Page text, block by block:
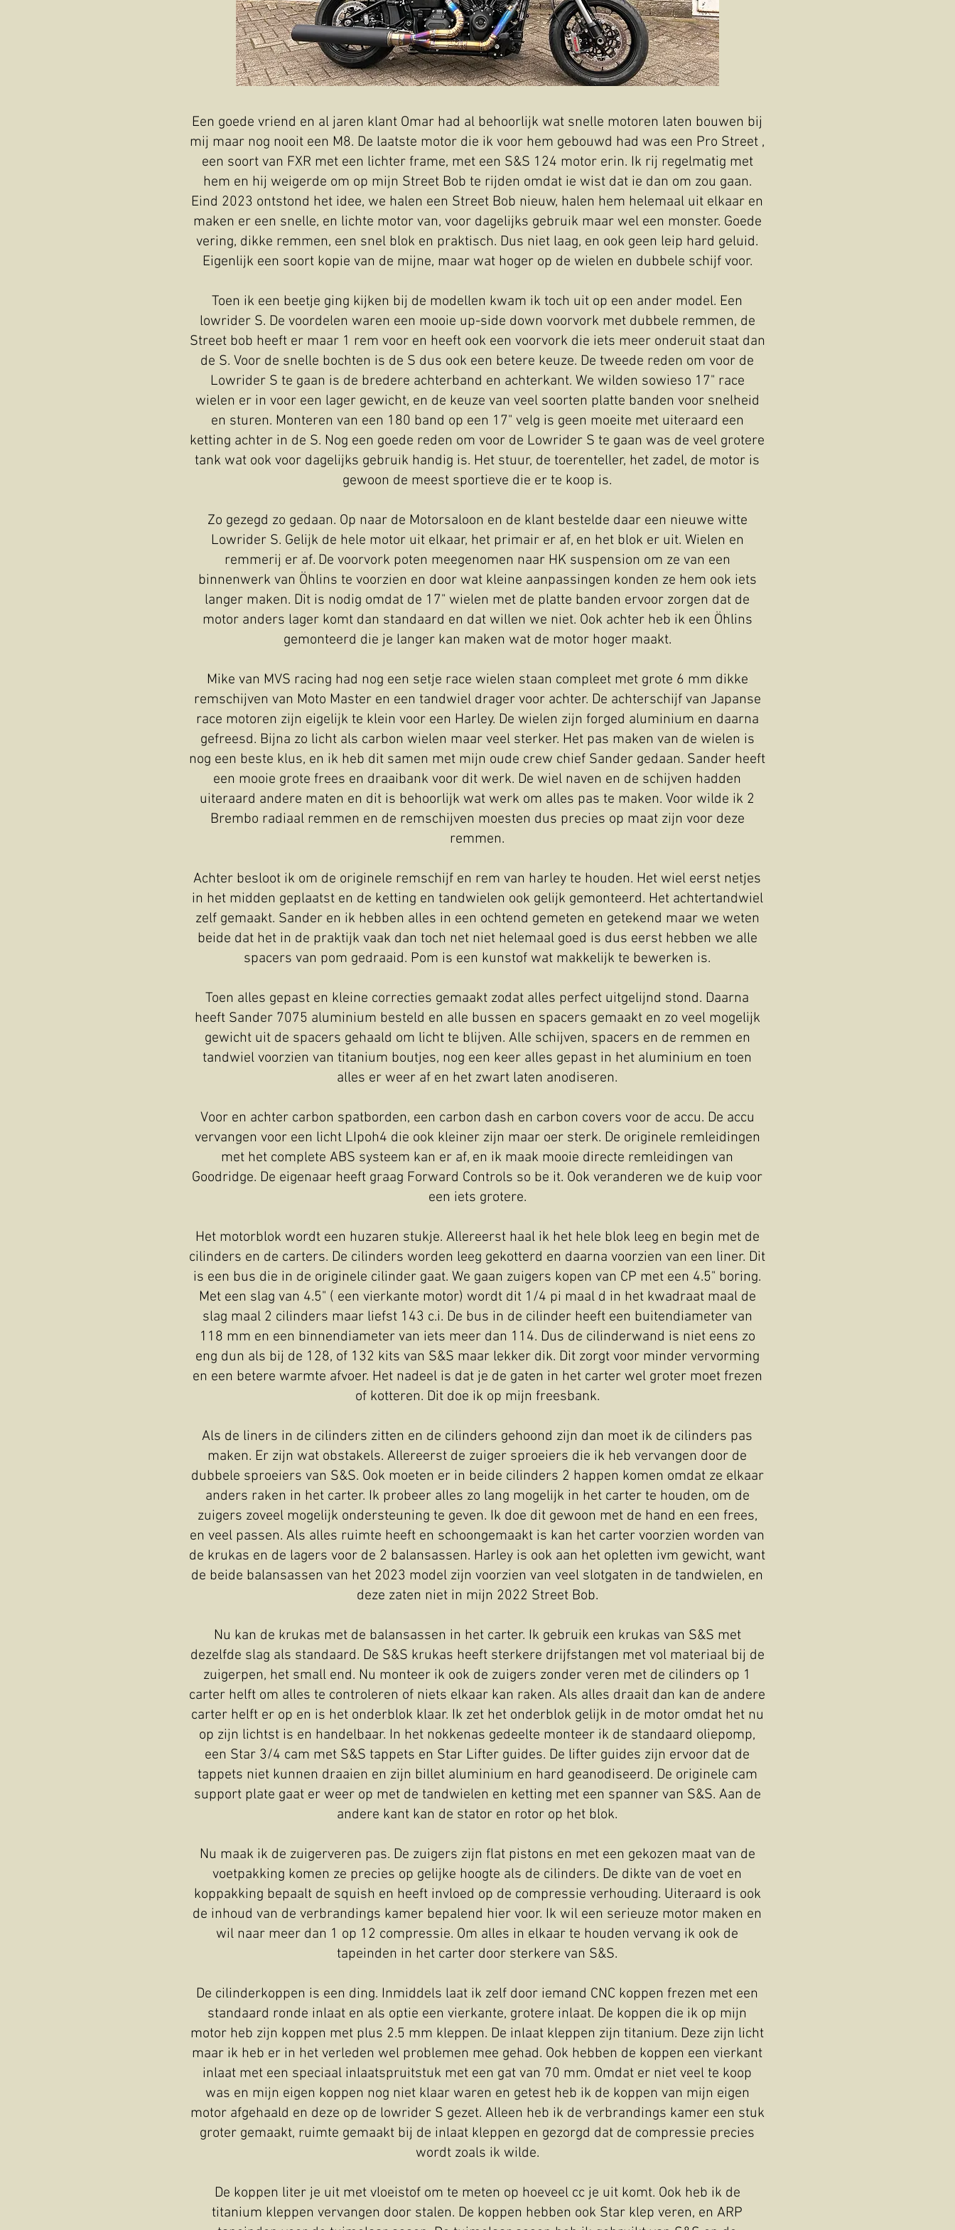
Een goede vriend en al jaren klant Omar had al behoorlijk wat snelle motoren laten bouwen bij
mij maar nog nooit een M8. De laatste motor die ik voor hem gebouwd had was een Pro Street ,
een soort van FXR met een lichter frame, met een S&S 124 motor erin. Ik rij regelmatig met
hem en hij weigerde om op mijn Street Bob te rijden omdat ie wist dat ie dan om zou gaan.
Eind 2023 ontstond het idee, we halen een Street Bob nieuw, halen hem helemaal uit elkaar en
maken er een snelle, en lichte motor van, voor dagelijks gebruik maar wel een monster. Goede
vering, dikke remmen, een snel blok en praktisch. Dus niet laag, en ook geen leip hard geluid.
Eigenlijk een soort kopie van de mijne, maar wat hoger op de wielen en dubbele schijf voor.
Toen ik een beetje ging kijken bij de modellen kwam ik toch uit op een ander model. Een
lowrider S. De voordelen waren een mooie up-side down voorvork met dubbele remmen, de
Street bob heeft er maar 1 rem voor en heeft ook een voorvork die iets meer onderuit staat dan
de S. Voor de snelle bochten is de S dus ook een betere keuze. De tweede reden om voor de
Lowrider S te gaan is de bredere achterband en achterkant. We wilden sowieso 17" race
wielen er in voor een lager gewicht, en de keuze van veel soorten platte banden voor snelheid
en sturen. Monteren van een 180 band op een 17" velg is geen moeite met uiteraard een
ketting achter in de S. Nog een goede reden om voor de Lowrider S te gaan was de veel grotere
tank wat ook voor dagelijks gebruik handig is. Het stuur, de toerenteller, het zadel, de motor is
gewoon de meest sportieve die er te koop is.
Zo gezegd zo gedaan. Op naar de Motorsaloon en de klant bestelde daar een nieuwe witte
Lowrider S. Gelijk de hele motor uit elkaar, het primair er af, en het blok er uit. Wielen en
remmerij er af. De voorvork poten meegenomen naar HK suspension om ze van een
binnenwerk van Öhlins te voorzien en door wat kleine aanpassingen konden ze hem ook iets
langer maken. Dit is nodig omdat de 17" wielen met de platte banden ervoor zorgen dat de
motor anders lager komt dan standaard en dat willen we niet. Ook achter heb ik een Öhlins
gemonteerd die je langer kan maken wat de motor hoger maakt.
Mike van MVS racing had nog een setje race wielen staan compleet met grote 6 mm dikke
remschijven van Moto Master en een tandwiel drager voor achter. De achterschijf van Japanse
race motoren zijn eigelijk te klein voor een Harley. De wielen zijn forged aluminium en daarna
gefreesd. Bijna zo licht als carbon wielen maar veel sterker. Het pas maken van de wielen is
nog een beste klus, en ik heb dit samen met mijn oude crew chief Sander gedaan. Sander heeft
een mooie grote frees en draaibank voor dit werk. De wiel naven en de schijven hadden
uiteraard andere maten en dit is behoorlijk wat werk om alles pas te maken. Voor wilde ik 2
Brembo radiaal remmen en de remschijven moesten dus precies op maat zijn voor deze
remmen.
Achter besloot ik om de originele remschijf en rem van harley te houden. Het wiel eerst netjes
in het midden geplaatst en de ketting en tandwielen ook gelijk gemonteerd. Het achtertandwiel
zelf gemaakt. Sander en ik hebben alles in een ochtend gemeten en getekend maar we weten
beide dat het in de praktijk vaak dan toch net niet helemaal goed is dus eerst hebben we alle
spacers van pom gedraaid. Pom is een kunstof wat makkelijk te bewerken is.
Toen alles gepast en kleine correcties gemaakt zodat alles perfect uitgelijnd stond. Daarna
heeft Sander 7075 aluminium besteld en alle bussen en spacers gemaakt en zo veel mogelijk
gewicht uit de spacers gehaald om licht te blijven. Alle schijven, spacers en de remmen en
tandwiel voorzien van titanium boutjes, nog een keer alles gepast in het aluminium en toen
alles er weer af en het zwart laten anodiseren.
Voor en achter carbon spatborden, een carbon dash en carbon covers voor de accu. De accu
vervangen voor een licht LIpoh4 die ook kleiner zijn maar oer sterk. De originele remleidingen
met het complete ABS systeem kan er af, en ik maak mooie directe remleidingen van
Goodridge. De eigenaar heeft graag Forward Controls so be it. Ook veranderen we de kuip voor
een iets grotere.
Het motorblok wordt een huzaren stukje. Allereerst haal ik het hele blok leeg en begin met de
cilinders en de carters. De cilinders worden leeg gekotterd en daarna voorzien van een liner. Dit
is een bus die in de originele cilinder gaat. We gaan zuigers kopen van CP met een 4.5" boring.
Met een slag van 4.5" ( een vierkante motor) wordt dit 1/4 pi maal d in het kwadraat maal de
slag maal 2 cilinders maar liefst 143 c.i. De bus in de cilinder heeft een buitendiameter van
118 mm en een binnendiameter van iets meer dan 114. Dus de cilinderwand is niet eens zo
eng dun als bij de 128, of 132 kits van S&S maar lekker dik. Dit zorgt voor minder vervorming
en een betere warmte afvoer. Het nadeel is dat je de gaten in het carter wel groter moet frezen
of kotteren. Dit doe ik op mijn freesbank.
Als de liners in de cilinders zitten en de cilinders gehoond zijn dan moet ik de cilinders pas
maken. Er zijn wat obstakels. Allereerst de zuiger sproeiers die ik heb vervangen door de
dubbele sproeiers van S&S. Ook moeten er in beide cilinders 2 happen komen omdat ze elkaar
anders raken in het carter. Ik probeer alles zo lang mogelijk in het carter te houden, om de
zuigers zoveel mogelijk ondersteuning te geven. Ik doe dit gewoon met de hand en een frees,
en veel passen. Als alles ruimte heeft en schoongemaakt is kan het carter voorzien worden van
de krukas en de lagers voor de 2 balansassen. Harley is ook aan het opletten ivm gewicht, want
de beide balansassen van het 2023 model zijn voorzien van veel slotgaten in de tandwielen, en
deze zaten niet in mijn 2022 Street Bob.
Nu kan de krukas met de balansassen in het carter. Ik gebruik een krukas van S&S met
dezelfde slag als standaard. De S&S krukas heeft sterkere drijfstangen met vol materiaal bij de
zuigerpen, het small end. Nu monteer ik ook de zuigers zonder veren met de cilinders op 1
carter helft om alles te controleren of niets elkaar kan raken. Als alles draait dan kan de andere
carter helft er op en is het onderblok klaar. Ik zet het onderblok gelijk in de motor omdat het nu
op zijn lichtst is en handelbaar. In het nokkenas gedeelte monteer ik de standaard oliepomp,
een Star 3/4 cam met S&S tappets en Star Lifter guides. De lifter guides zijn ervoor dat de
tappets niet kunnen draaien en zijn billet aluminium en hard geanodiseerd. De originele cam
support plate gaat er weer op met de tandwielen en ketting met een spanner van S&S. Aan de
andere kant kan de stator en rotor op het blok.
Nu maak ik de zuigerveren pas. De zuigers zijn flat pistons en met een gekozen maat van de
voetpakking komen ze precies op gelijke hoogte als de cilinders. De dikte van de voet en
koppakking bepaalt de squish en heeft invloed op de compressie verhouding. Uiteraard is ook
de inhoud van de verbrandings kamer bepalend hier voor. Ik wil een serieuze motor maken en
wil naar meer dan 1 op 12 compressie. Om alles in elkaar te houden vervang ik ook de
tapeinden in het carter door sterkere van S&S.
De cilinderkoppen is een ding. Inmiddels laat ik zelf door iemand CNC koppen frezen met een
standaard ronde inlaat en als optie een vierkante, grotere inlaat. De koppen die ik op mijn
motor heb zijn koppen met plus 2.5 mm kleppen. De inlaat kleppen zijn titanium. Deze zijn licht
maar ik heb er in het verleden wel problemen mee gehad. Ook hebben de koppen een vierkant
inlaat met een speciaal inlaatspruitstuk met een gat van 70 mm. Omdat er niet veel te koop
was en mijn eigen koppen nog niet klaar waren en getest heb ik de koppen van mijn eigen
motor afgehaald en deze op de lowrider S gezet. Alleen heb ik de verbrandings kamer een stuk
groter gemaakt, ruimte gemaakt bij de inlaat kleppen en gezorgd dat de compressie precies
wordt zoals ik wilde.
De koppen liter je uit met vloeistof om te meten op hoeveel cc je uit komt. Ook heb ik de
titanium kleppen vervangen door stalen. De koppen hebben ook Star klep veren, en ARP